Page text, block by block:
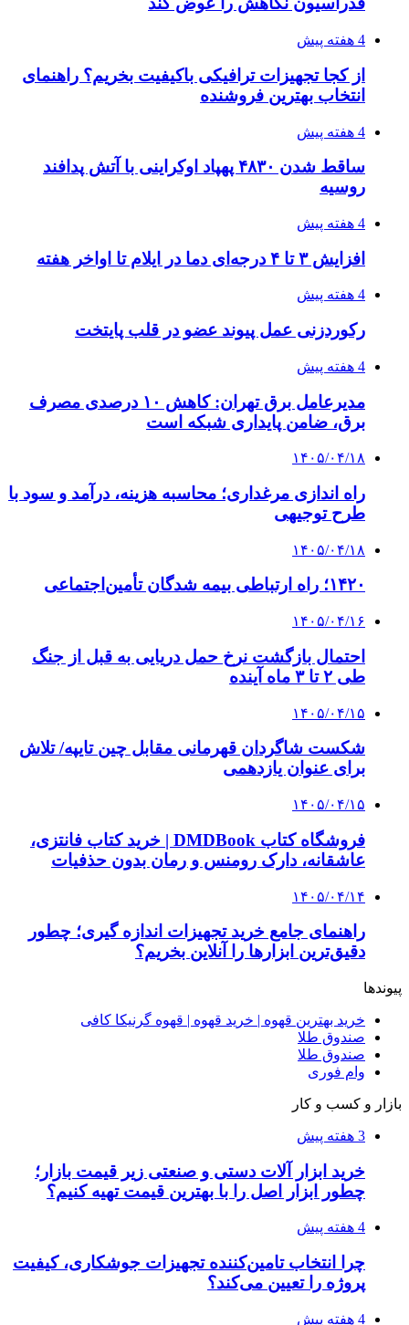
۱۴۰۵/۰۴/۱۵
فروشگاه کتاب DMDBook | خرید کتاب فانتزی،
عاشقانه، دارک رومنس و رمان بدون حذفیات
۱۴۰۵/۰۴/۱۴
راهنمای جامع خرید تجهیزات اندازه گیری؛ چطور
دقیق‌ترین ابزارها را آنلاین بخریم؟
پیوندها
خرید بهترین قهوه | خرید قهوه | قهوه گرنیکا کافی
صندوق طلا
صندوق طلا
وام فوری
بازار و کسب و کار
3 هفته پیش
خرید ابزار آلات دستی و صنعتی زیر قیمت بازار؛
چطور ابزار اصل را با بهترین قیمت تهیه کنیم؟
4 هفته پیش
چرا انتخاب تامین‌کننده تجهیزات جوشکاری، کیفیت
پروژه را تعیین می‌کند؟
4 هفته پیش
از کجا تجهیزات ترافیکی باکیفیت بخریم؟ راهنمای
۱۴۰۵/۰۴/۱۸
راه اندازی مرغداری؛ محاسبه هزینه، درآمد و سود با
۱۴۰۵/۰۴/۱۵
۱۴۰۵/۰۴/۱۴
راهنمای جامع خرید تجهیزات اندازه گیری؛ چطور
۱۴۰۵/۰۴/۰۹
آربی نوا؛ راهکار هوشمند برای شناسایی
محبوب شده است؟
۱۴۰۵/۰۳/۳۱
که نباید نادیده بگیرید
۱۴۰۵/۰۳/۲۸
چرا بسیاری از کسب‌وکارها بدون ثبت شرکت
نمی‌توانند با سازمان‌ها و شرکت‌های بزرگ همکاری
کنند؟